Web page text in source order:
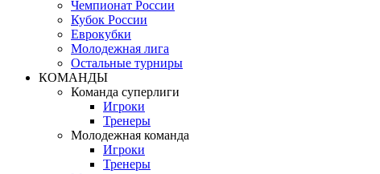
Чемпионат России
Кубок России
Еврокубки
Молодежная лига
Остальные турниры
КОМАНДЫ
Команда суперлиги
Игроки
Тренеры
Молодежная команда
Игроки
Тренеры